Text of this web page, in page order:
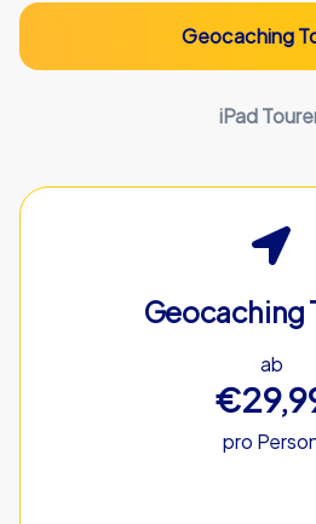
Geocaching
iPad
Geocaching
ab
pro